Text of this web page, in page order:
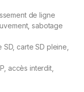
de ligne
sabotage
carte SD pleine,
accès interdit,